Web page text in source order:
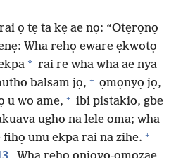
ọ tẹ ta kẹ ae nọ: “Otẹrọnọ
Wha rehọ eware ẹkwotọ
* rai re wha wha ae nya
balsam jọ, + ọmọnyọ jọ,
u wo ame, + ibi pistakio, gbe
ugho na lele oma; wha
fihọ unu ekpa rai na zihe. +